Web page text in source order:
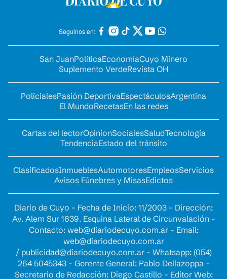
Seguinos en:
San JuanPolíticaEconomíaCuyo Minero
Suplemento VerdeRevista OH
PolicialesPasión DeportivaEspectáculosArgentina
El MundoRecetasEn las redes
Cartas del lectorOpinionSocialesSaludTecnología
TendenciaEstado del tránsito
ClasificadosInmueblesAutomotoresEmpleosServicios
Avisos Fúnebres y MisasEdictos
Diario de Cuyo - Fecha de Inicio: 11/2003 - Dirección:
Av. Alem Sur 1639. Esquina Lateral de Circunvalación -
Contacto: web@diariodecuyo.com.ar- Email:
web@diariodecuyo.com.ar
/ publicidad@diariodecuyo.com.ar- Whatsapp: (054)
264 5045343 - Gerente General: Pablo Dellazoppa -
Secretario de Redacción: Diego Castillo - Editor Web: